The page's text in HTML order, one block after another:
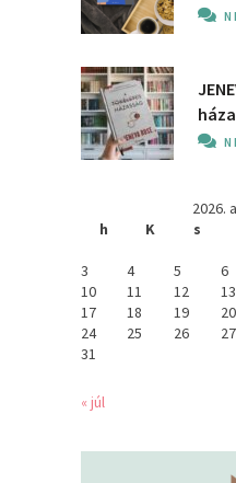
2026.
h
K s
3
4 5 6
10
11 12 13
17
18 19 20
24
25 26 27
31
« júl